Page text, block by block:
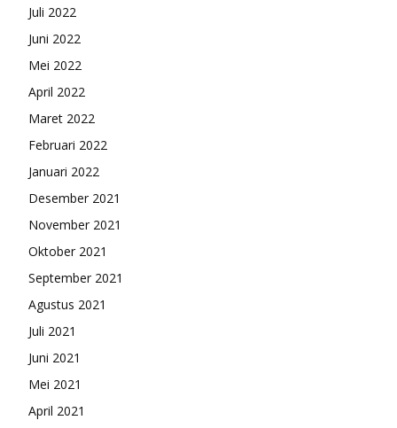
Juli 2022
Juni 2022
Mei 2022
April 2022
Maret 2022
Februari 2022
Januari 2022
Desember 2021
November 2021
Oktober 2021
September 2021
Agustus 2021
Juli 2021
Juni 2021
Mei 2021
April 2021